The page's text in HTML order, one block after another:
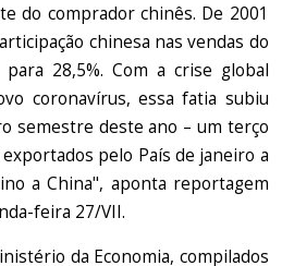
do comprador chinês. De 2001
chinesa nas vendas do
28,5%. Com a crise global
coronavírus, essa fatia subiu
semestre deste ano – um terço
pelo País de janeiro a
a China", aponta reportagem
feira 27/VII.
da Economia, compilados